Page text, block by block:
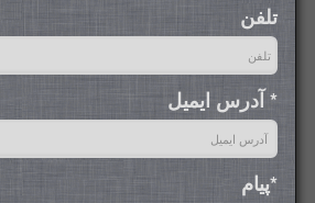
تلفن
* آدرس ایمیل
*پیام